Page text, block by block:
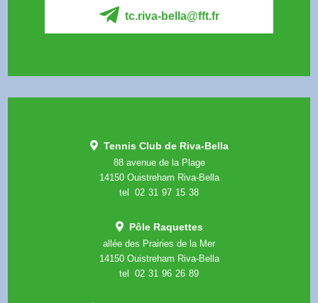
tc.riva-bella@fft.fr
Tennis Club de Riva-Bella
88 avenue de la Plage
14150 Ouistreham Riva-Bella
tel 02 31 97 15 38
Pôle Raquettes
allée des Prairies de la Mer
14150 Ouistreham Riva-Bella
tel 02 31 96 26 89